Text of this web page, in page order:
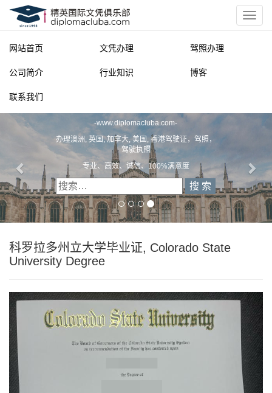
网站首页 文凭办理 驾照办理
公司简介 行业知识 博客
联系我们
-www.diplomacluba.com-
办理澳洲, 英国, 加拿大, 美国, 香港驾驶证，驾照，
驾驶执照
专业、高效、诚信、100%满意度
科罗拉多州立大学毕业证, Colorado State
University Degree